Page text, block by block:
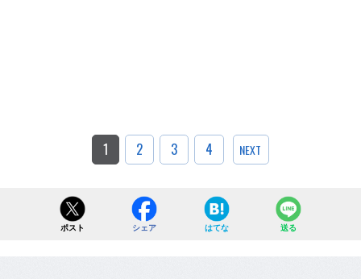
1 2 3 4 NEXT
ポスト シェア はてな 送る